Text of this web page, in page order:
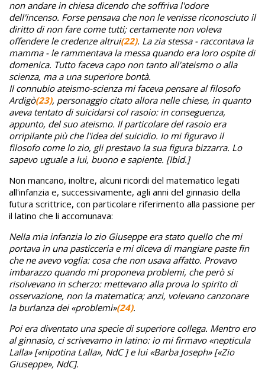
non andare in chiesa dicendo che soffriva l'odore
dell'incenso. Forse pensava che non le venisse riconosciuto il
diritto di non fare come tutti; certamente non voleva
offendere le credenze altrui(22). La zia stessa - raccontava la
mamma - le rammentava la messa quando era loro ospite di
domenica. Tutto faceva capo non tanto all'ateismo o alla
scienza, ma a una superiore bontà.
Il connubio ateismo-scienza mi faceva pensare al filosofo
Ardigò(23), personaggio citato allora nelle chiese, in quanto
aveva tentato di suicidarsi col rasoio: in conseguenza,
appunto, del suo ateismo. Il particolare del rasoio era
orripilante più che l'idea del suicidio. Io mi figuravo il
filosofo come lo zio, gli prestavo la sua figura bizzarra. Lo
sapevo uguale a lui, buono e sapiente. [Ibid.]
Non mancano, inoltre, alcuni ricordi del matematico legati
all'infanzia e, successivamente, agli anni del ginnasio della
futura scrittrice, con particolare riferimento alla passione per
il latino che li accomunava:
Nella mia infanzia lo zio Giuseppe era stato quello che mi
portava in una pasticceria e mi diceva di mangiare paste fin
che ne avevo voglia: cosa che non usava affatto. Provavo
imbarazzo quando mi proponeva problemi, che però si
risolvevano in scherzo: mettevano alla prova lo spirito di
osservazione, non la matematica; anzi, volevano canzonare
la burlanza dei «problemi»(24).
Poi era diventato una specie di superiore collega. Mentro ero
al ginnasio, ci scrivevamo in latino: io mi firmavo «nepticula
Lalla» [«nipotina Lalla», NdC ] e lui «Barba Joseph» [«Zio
Giuseppe», NdC].